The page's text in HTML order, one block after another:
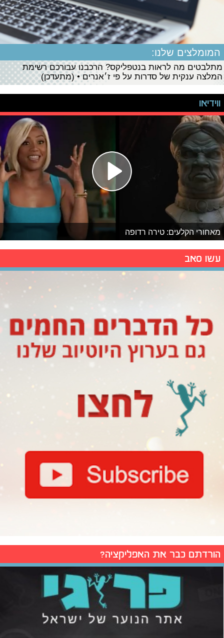
המומלצים שלנו:
מתלבטים מה לראות בנטפליקס? הרכבנו עבורכם רשימת
המלצה ענקית של סדרות על פי ז׳אנרים • (מתעדכן)
ווידיאו
מאחורי הקלעים: טירה רדופה
עשו סאב
הורדתם כבר את האפליקציה?